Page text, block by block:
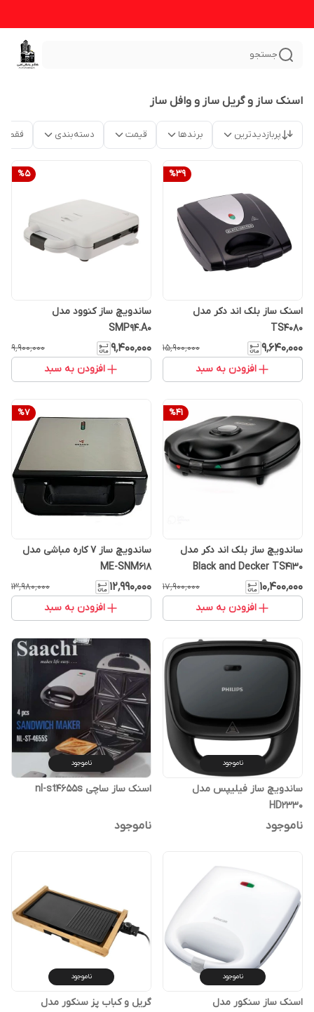
جستجو
اسنک ساز و گریل ساز و وافل ساز
پربازدیدترین برندها قیمت دسته‌بندی فقط
%39
اسنک ساز بلک اند دکر مدل
TS4080
۹٬۶۴۰٬۰۰۰ ۱۵٬۹۰۰٬۰۰۰
افزودن به سبد
%5
ساندویچ ساز کنوود مدل
SMP94.A0
۹٬۴۰۰٬۰۰۰ ۹٬۹۰۰٬۰۰۰
افزودن به سبد
%41
ساندویچ ساز بلک اند دکر مدل
Black and Decker TS4130
۱۰٬۴۰۰٬۰۰۰ ۱۷٬۹۰۰٬۰۰۰
افزودن به سبد
%7
ساندویچ ساز 7 کاره مباشی مدل
ME-SNM618
۱۲٬۹۹۰٬۰۰۰ ۱۳٬۹۸۰٬۰۰۰
افزودن به سبد
ناموجود
ساندویچ ساز فیلیپس مدل
HD2330
ناموجود
ناموجود
اسنک ساز ساچی nl-st4655s
ناموجود
ناموجود
اسنک ساز سنکور مدل
ناموجود
گریل و کباب پز سنکور مدل